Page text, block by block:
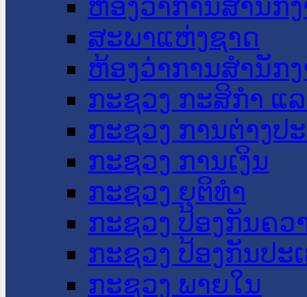
ຫ້ອງວ່າການສໍານັກ
ສະພາແຫ່ງຊາດ
ຫ້ອງວ່າການສຳນັກ
ກະຊວງ ກະສິກຳ ແ
ກະຊວງ ການຕ່າງປ
ກະຊວງ ການເງິນ
ກະຊວງ ຍຸຕິທໍາ
ກະຊວງ ປ້ອງກັນຄວ
ກະຊວງ ປ້ອງກັນປະ
ກະຊວງ ພາຍໃນ